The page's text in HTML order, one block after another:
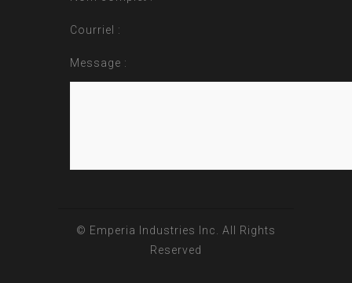
Courriel :
Message :
© Emperia Industries Inc. All Rights
Reserved